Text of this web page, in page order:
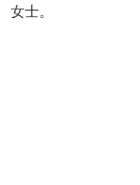
女士。